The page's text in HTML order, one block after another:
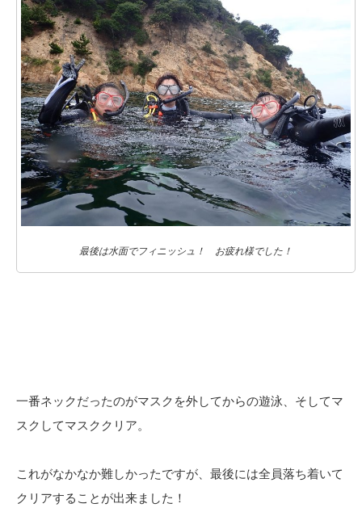
最後は水面でフィニッシュ！ お疲れ様でした！
一番ネックだったのがマスクを外してからの遊泳、そしてマ
スクしてマスククリア。
これがなかなか難しかったですが、最後には全員落ち着いて
クリアすることが出来ました！